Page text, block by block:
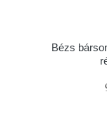
Bézs